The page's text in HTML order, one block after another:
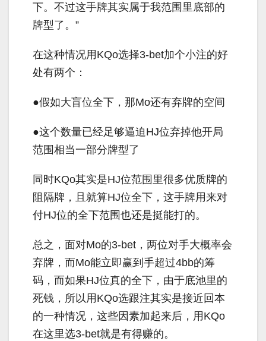
下。不过这手牌其实属于我范围里底部的
牌型了。”
在这种情况用 KQo选择3-bet加个小注的好
处有两个：
●假如大盲位全下，那Mo还有弃牌的空间
●这个数量已经足够逼迫 HJ位弃掉他开局
范围相当一部分牌型了
同时KQo其实是HJ位范围里很多优质牌的
阻隔牌，且就算HJ位全下，这手牌用来对
付HJ位的全下范围也还是挺能打的。
总之，面对Mo的3-bet ，两位对手大概率会
弃牌，而Mo能立即赢到手超过4bb的筹
码，而如果HJ位真的全下，由于底池里的
死钱，所以用 KQo选跟注其实是接近回本
的一种情况，这些因素加起来后，用 KQo
在这里选3-bet就是有得赚的。